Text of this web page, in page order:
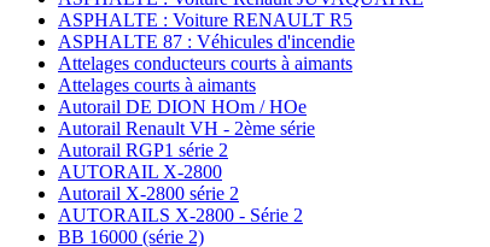
ASPHALTE : Voiture RENAULT R5
ASPHALTE 87 : Véhicules d'incendie
Attelages conducteurs courts à aimants
Attelages courts à aimants
Autorail DE DION HOm / HOe
Autorail Renault VH - 2ème série
Autorail RGP1 série 2
AUTORAIL X-2800
Autorail X-2800 série 2
AUTORAILS X-2800 - Série 2
BB 16000 (série 2)